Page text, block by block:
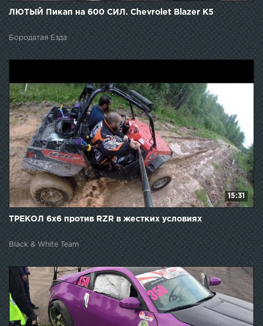
ЛЮТЫЙ Пикап на 600 СИЛ. Chevrolet Blazer K5
Бородатая Езда
15:31
ТРЕКОЛ 6x6 против RZR в жестких условиях
Black & White Team